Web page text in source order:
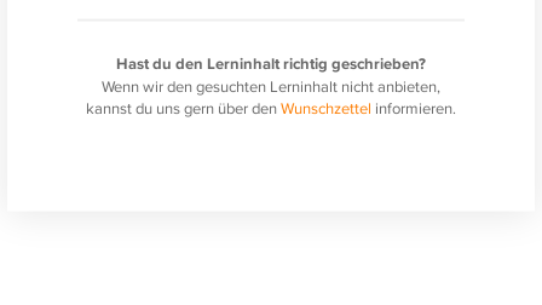
Hast du den Lerninhalt richtig geschrieben?
Wenn wir den gesuchten Lerninhalt nicht anbieten,
kannst du uns gern über denWunschzettel informieren.